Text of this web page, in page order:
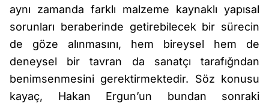
aynı zamanda farklı malzeme kaynaklı yapısal
sorunları beraberinde getirebilecek bir sürecin
de göze alınmasını, hem bireysel hem de
deneysel bir tavran da sanatçı tarafığndan
benimsenmesini gerektirmektedir. Söz konusu
kayaç, Hakan Ergun’un bundan sonraki